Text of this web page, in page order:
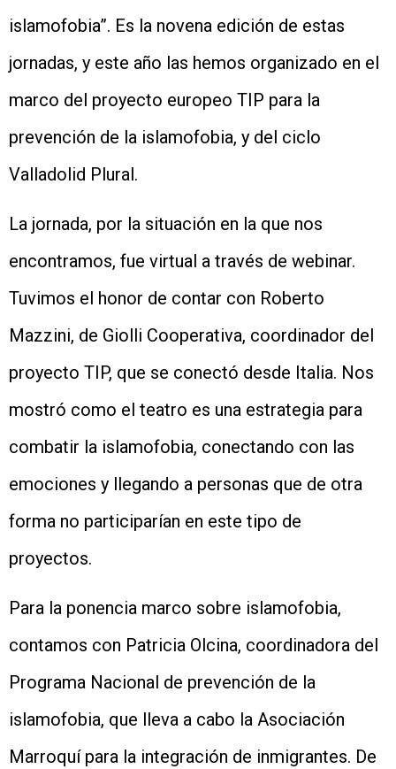
islamofobia”. Es la novena edición de estas
jornadas, y este año las hemos organizado en el
marco del proyecto europeo TIP para la
prevención de la islamofobia, y del ciclo
Valladolid Plural.
La jornada, por la situación en la que nos
encontramos, fue virtual a través de webinar.
Tuvimos el honor de contar con Roberto
Mazzini, de Giolli Cooperativa, coordinador del
proyecto TIP, que se conectó desde Italia. Nos
mostró como el teatro es una estrategia para
combatir la islamofobia, conectando con las
emociones y llegando a personas que de otra
forma no participarían en este tipo de
proyectos.
Para la ponencia marco sobre islamofobia,
contamos con Patricia Olcina, coordinadora del
Programa Nacional de prevención de la
islamofobia, que lleva a cabo la Asociación
Marroquí para la integración de inmigrantes. De